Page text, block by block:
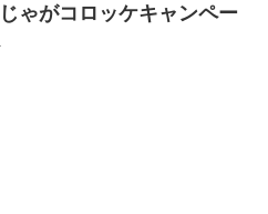
ゃがコロッケキャンペー